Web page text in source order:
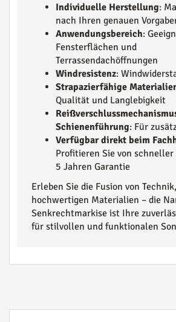
Individuelle Herstellung:
nach Ihren genauen
Anwendungsbereich:
Fensterflächen und
Terrassendachöffnungen
Windresistenz:
Strapazierfähige
Qualität und Langlebigkeit
Schienenführung: Für
Verfügbar direkt beim
Profitieren Sie von
5 Jahren Garantie
Erleben Sie die Fusion von
hochwertigen Materialien – die
Senkrechtmarkise ist Ihre
für stilvollen und funktionalen